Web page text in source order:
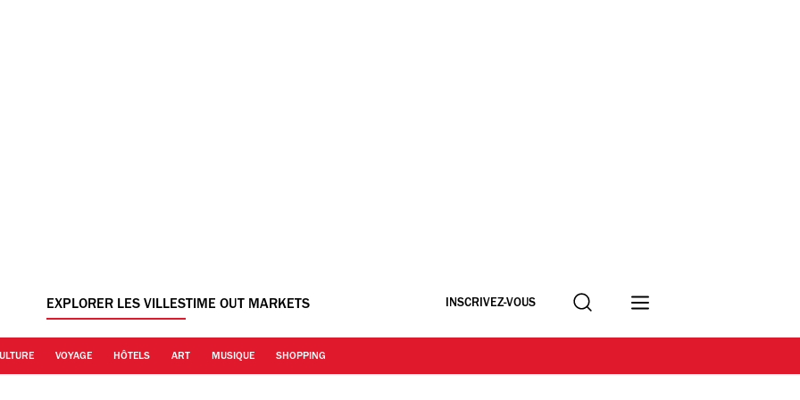
EXPLORER LES VILLESTIME OUT MARKETS INSCRIVEZ-VOUS Recherche
VOYAGE HÔTELS ART MUSIQUE SHOPPING